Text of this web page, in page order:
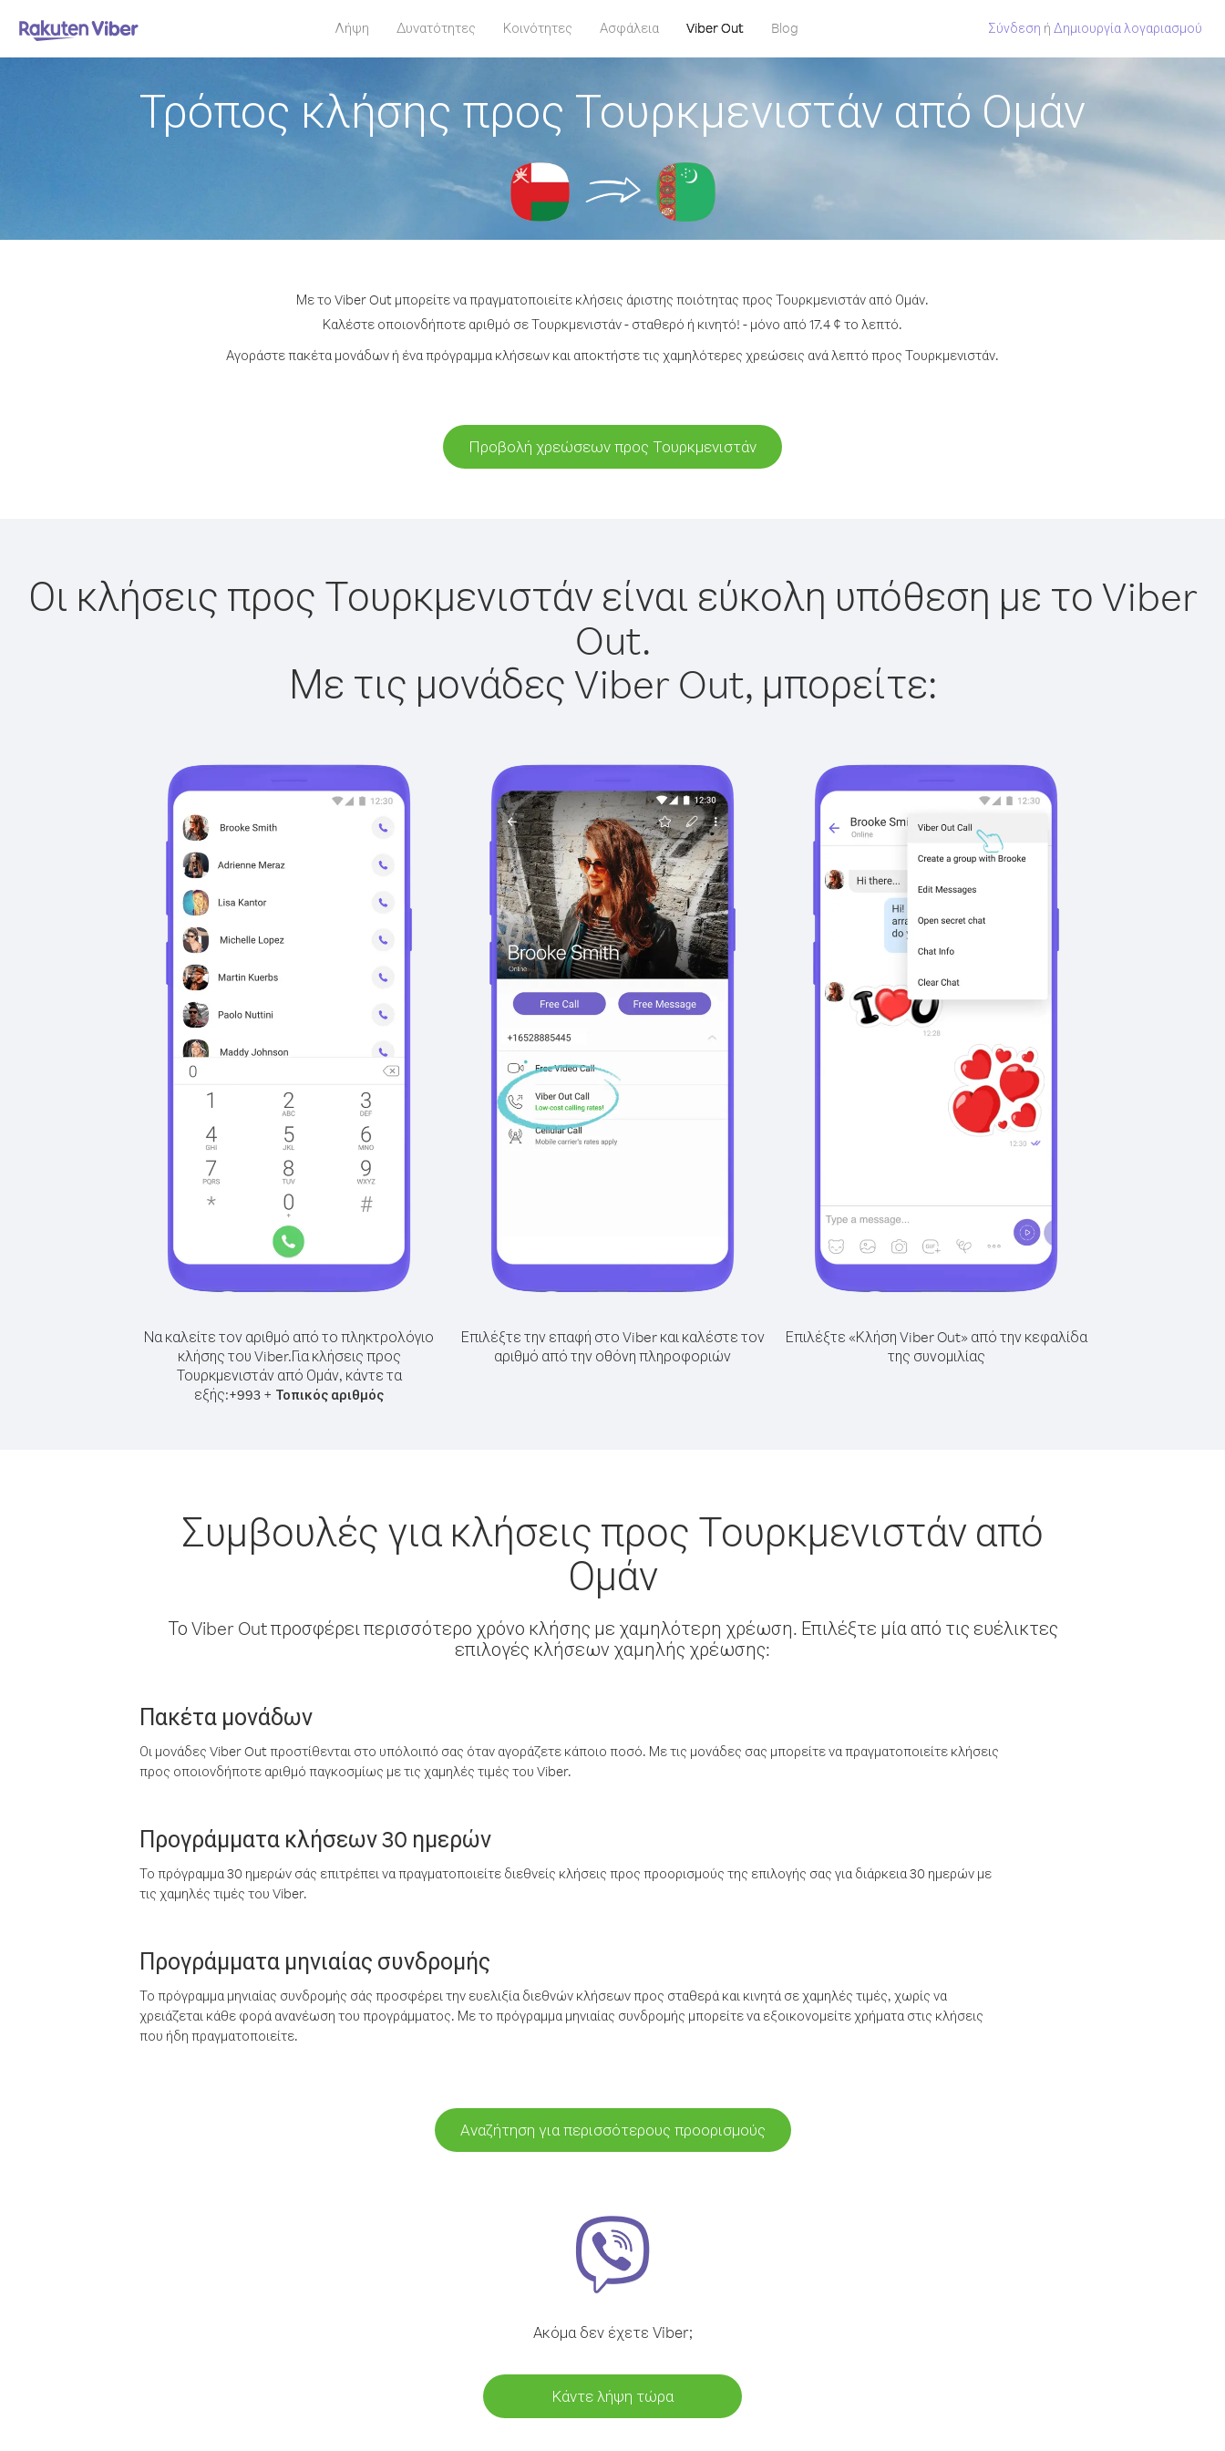
Λήψη Δυνατότητες Κοινότητες Ασφάλεια Viber Out Blog Σύνδεση ή Δημιουργία λογαριασμού
Τρόπος κλήσης προς Τουρκμενιστάν από Ομάν
Με το Viber Out μπορείτε να πραγματοποιείτε κλήσεις άριστης ποιότητας προς Τουρκμενιστάν από Ομάν.
Καλέστε οποιονδήποτε αριθμό σε Τουρκμενιστάν - σταθερό ή κινητό! - μόνο από 17.4 ¢ το λεπτό.
Αγοράστε πακέτα μονάδων ή ένα πρόγραμμα κλήσεων και αποκτήστε τις χαμηλότερες χρεώσεις ανά λεπτό προς Τουρκμενιστάν.
Προβολή χρεώσεων προς Τουρκμενιστάν
Οι κλήσεις προς Τουρκμενιστάν είναι εύκολη υπόθεση με το Viber
Out.
Με τις μονάδες Viber Out, μπορείτε:
Να καλείτε τον αριθμό από το πληκτρολόγιο
κλήσης του Viber.Για κλήσεις προς
Τουρκμενιστάν από Ομάν, κάντε τα
εξής:+993 + Τοπικός αριθμός
Επιλέξτε την επαφή στο Viber και καλέστε τον
αριθμό από την οθόνη πληροφοριών
Επιλέξτε «Κλήση Viber Out» από την κεφαλίδα
της συνομιλίας
Συμβουλές για κλήσεις προς Τουρκμενιστάν από
Ομάν
Το Viber Out προσφέρει περισσότερο χρόνο κλήσης με χαμηλότερη χρέωση. Επιλέξτε μία από τις ευέλικτες
επιλογές κλήσεων χαμηλής χρέωσης:
Πακέτα μονάδων
Οι μονάδες Viber Out προστίθενται στο υπόλοιπό σας όταν αγοράζετε κάποιο ποσό. Με τις μονάδες σας μπορείτε να πραγματοποιείτε κλήσεις
προς οποιονδήποτε αριθμό παγκοσμίως με τις χαμηλές τιμές του Viber.
Προγράμματα κλήσεων 30 ημερών
Το πρόγραμμα 30 ημερών σάς επιτρέπει να πραγματοποιείτε διεθνείς κλήσεις προς προορισμούς της επιλογής σας για διάρκεια 30 ημερών με
τις χαμηλές τιμές του Viber.
Προγράμματα μηνιαίας συνδρομής
Το πρόγραμμα μηνιαίας συνδρομής σάς προσφέρει την ευελιξία διεθνών κλήσεων προς σταθερά και κινητά σε χαμηλές τιμές, χωρίς να
χρειάζεται κάθε φορά ανανέωση του προγράμματος. Με το πρόγραμμα μηνιαίας συνδρομής μπορείτε να εξοικονομείτε χρήματα στις κλήσεις
που ήδη πραγματοποιείτε.
Αναζήτηση για περισσότερους προορισμούς
Ακόμα δεν έχετε Viber;
Κάντε λήψη τώρα